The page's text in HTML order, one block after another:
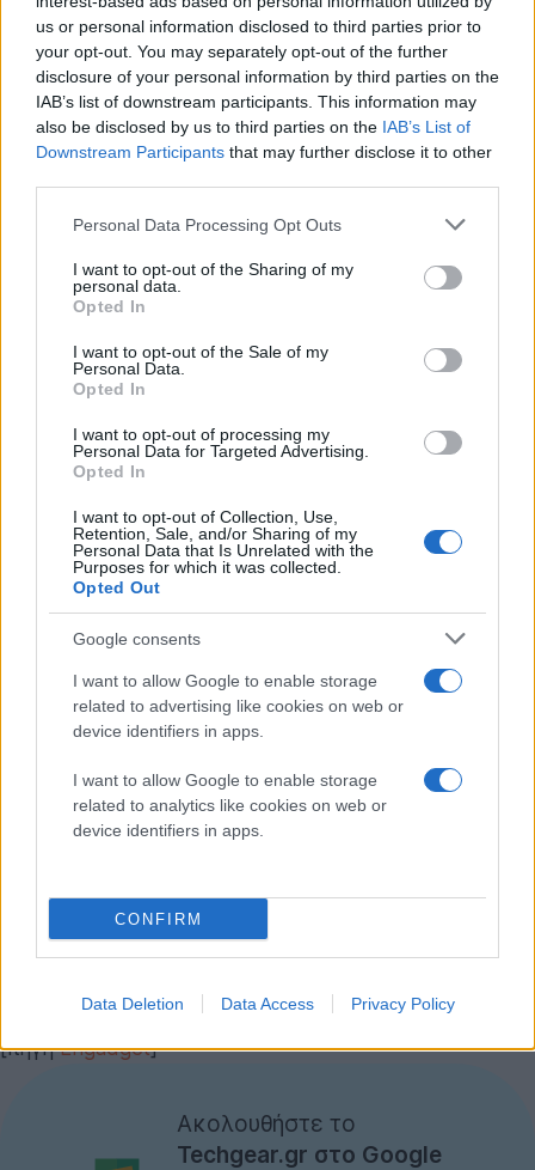
us or personal information disclosed to third parties prior to
your opt-out. You may separately opt-out of the further
disclosure of your personal information by third parties on the
IAB’s list of downstream participants. This information may
also be disclosed by us to third parties on the IAB’s List of
Downstream Participants that may further disclose it to other
Please note that this website/app uses one or more Google
not limited to your visit or usage behaviour. You may click to
grant or deny consent to Google and its third-party tags to
use your data for below specified purposes in below Google
consent section.
Personal Data Processing Opt Outs
I want to opt-out of the Sharing of my
personal data.
Opted In
I want to opt-out of the Sale of my
Personal Data.
Opted In
I want to opt-out of processing my
Personal Data for Targeted Advertising.
Opted In
I want to opt-out of Collection, Use,
Retention, Sale, and/or Sharing of my
Personal Data that Is Unrelated with the
Purposes for which it was collected.
Opted Out
Google consents
I want to allow Google to enable storage
related to advertising like cookies on web or
device identifiers in apps.
I want to allow Google to enable storage
related to analytics like cookies on web or
device identifiers in apps.
CONFIRM
Data Deletion Data Access Privacy Policy
Φαίνεται ότι διαθέτει πλήρες πληκτρολόγιο QWERTY
αλλά και πολλά άλλα κουμπιά, καθώς και δύο pads
κατεύθυνσης, με το αριστερό να είναι υπεύθυνο για
τη διαχείριση του menu, ενώ το δεξί διαθέτει
συντομεύσεις και κουμπί επιστροφής.
Περισσότερες λεπτομέρειες σε μία εβδομάδα.
[πηγήEngadget]
Ακολουθήστε το
Techgear.gr στο Google